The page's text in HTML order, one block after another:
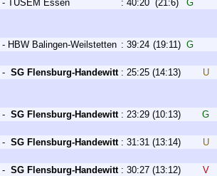
- TUSEM Essen : 40:20 (21:6) G
- HBW Balingen-Weilstetten : 39:24 (19:11) G
- SG Flensburg-Handewitt : 25:25 (14:13) U
- SG Flensburg-Handewitt : 23:29 (10:13) G
- SG Flensburg-Handewitt : 31:31 (13:14) U
- SG Flensburg-Handewitt : 30:27 (13:12) V